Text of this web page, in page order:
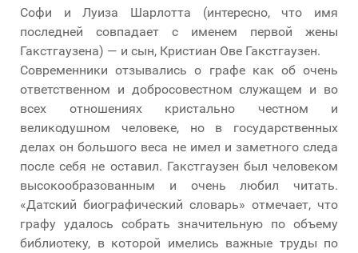
Софи и Луиза Шарлотта (интересно, что имя
последней совпадает с именем первой жены
Гакстгаузена) — и сын, Кристиан Ове Гакстгаузен.
Современники отзывались о графе как об очень
ответственном и добросовестном служащем и во
всех отношениях кристально честном и
великодушном человеке, но в государственных
делах он большого веса не имел и заметного следа
после себя не оставил. Гакстгаузен был человеком
высокообразованным и очень любил читать.
«Датский биографический словарь» отмечает, что
графу удалось собрать значительную по объему
библиотеку, в которой имелись важные труды по